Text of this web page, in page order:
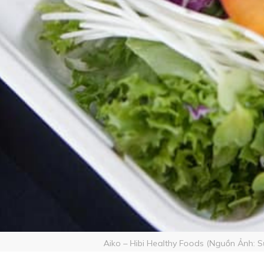
Aiko – Hibi Healthy Foods (Nguồn Ảnh: